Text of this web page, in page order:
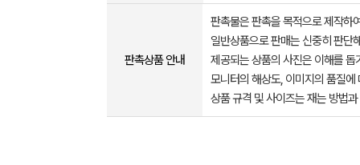
판촉상품 안내
판촉물은 판촉을 목적으로 제작하
일반상품으로 판매는 신중히 판단
제공되는 상품의 사진은 이해를
모니터의 해상도, 이미지의 품질
상품 규격 및 사이즈는 재는 방법